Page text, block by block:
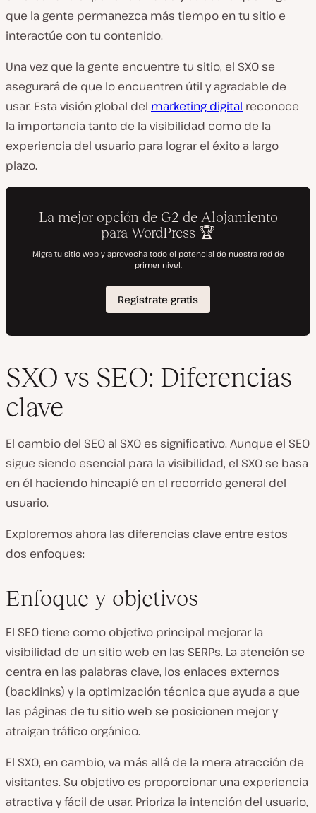
que la gente permanezca más tiempo en tu sitio e
interactúe con tu contenido.
Una vez que la gente encuentre tu sitio, el SXO se
asegurará de que lo encuentren útil y agradable de
usar. Esta visión global del marketing digital reconoce
la importancia tanto de la visibilidad como de la
experiencia del usuario para lograr el éxito a largo
plazo.
SXO vs SEO: Diferencias
clave
El cambio del SEO al SXO es significativo. Aunque el SEO
sigue siendo esencial para la visibilidad, el SXO se basa
en él haciendo hincapié en el recorrido general del
usuario.
Exploremos ahora las diferencias clave entre estos
dos enfoques:
Enfoque y objetivos
El SEO tiene como objetivo principal mejorar la
visibilidad de un sitio web en las SERPs. La atención se
centra en las palabras clave, los enlaces externos
(backlinks) y la optimización técnica que ayuda a que
las páginas de tu sitio web se posicionen mejor y
atraigan tráfico orgánico.
El SXO, en cambio, va más allá de la mera atracción de
visitantes. Su objetivo es proporcionar una experiencia
atractiva y fácil de usar. Prioriza la intención del usuario,